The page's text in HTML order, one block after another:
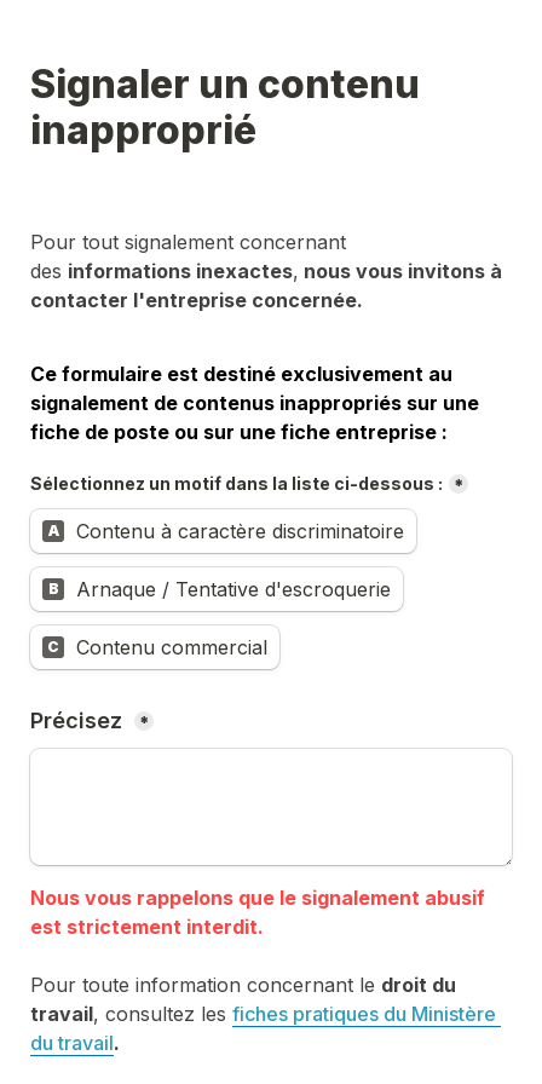
Signaler un contenu
inapproprié
Pour tout signalement concernant
des informations inexactes, nous vous invitons à
contacter l'entreprise concernée.
Ce formulaire est destiné exclusivement au
signalement de contenus inappropriés sur une
fiche de poste ou sur une fiche entreprise :
Sélectionnez un motif dans la liste ci-dessous : *
A Contenu à caractère discriminatoire
B Arnaque / Tentative d'escroquerie
C Contenu commercial
Précisez *
Nous vous rappelons que le signalement abusif
Pour toute information concernant le droit du
travail, consultez les fiches pratiques du Ministère
du travail